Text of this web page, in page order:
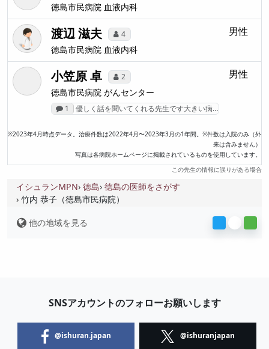
徳島市民病院 血液内科
渡辺 滋夫 4
徳島市民病院 血液内科
男性
小笠原 卓 2
徳島市民病院 がんセンター
1 優しく話を聞いてくれる先生です大きい病…
男性
※2023年4月時点データ。治療件数は2022年4月〜2023年3月の1年間。※件数は入院のみ（外
来は含みません）
写真は各病院ホームページに掲載されているものを使用しています。
この先生の情報に誤りがある場合
イシュランMPN 徳島 徳島の医師をさがす
竹内 恭子（徳島市民病院）
他の地域を見る
SNSアカウントのフォローお願いします
@ishuran.japan @ishuranjapan